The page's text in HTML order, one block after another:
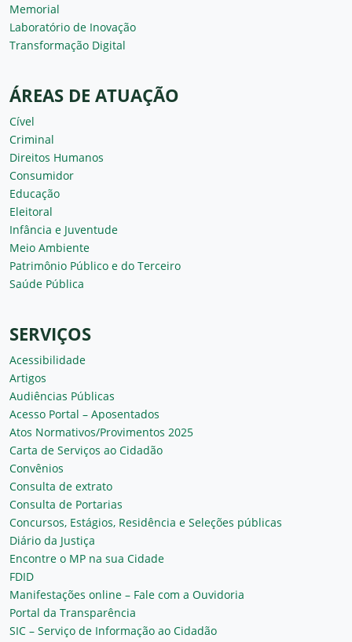
Memorial
Laboratório de Inovação
Transformação Digital
ÁREAS DE ATUAÇÃO
Cível
Criminal
Direitos Humanos
Consumidor
Educação
Eleitoral
Infância e Juventude
Meio Ambiente
Patrimônio Público e do Terceiro
Saúde Pública
SERVIÇOS
Acessibilidade
Artigos
Audiências Públicas
Acesso Portal – Aposentados
Atos Normativos/Provimentos 2025
Carta de Serviços ao Cidadão
Convênios
Consulta de extrato
Consulta de Portarias
Concursos, Estágios, Residência e Seleções públicas
Diário da Justiça
Encontre o MP na sua Cidade
FDID
Manifestações online – Fale com a Ouvidoria
Portal da Transparência
SIC – Serviço de Informação ao Cidadão